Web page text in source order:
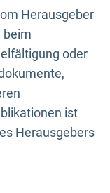
Herausgeber
beim
oder
ist
Herausgebers